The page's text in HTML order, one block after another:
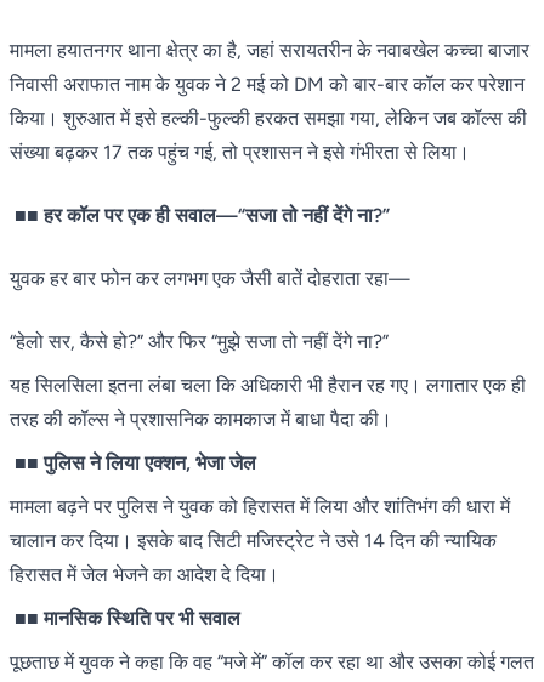
मामला हयातनगर थाना क्षेत्र का है, जहां सरायतरीन के नवाबखेल कच्चा बाजार
निवासी अराफात नाम के युवक ने 2 मई को DM को बार-बार कॉल कर परेशान
किया। शुरुआत में इसे हल्की-फुल्की हरकत समझा गया, लेकिन जब कॉल्स की
संख्या बढ़कर 17 तक पहुंच गई, तो प्रशासन ने इसे गंभीरता से लिया।
■■हर कॉल पर एक ही सवाल—“सजा तो नहीं देंगे ना?”
युवक हर बार फोन कर लगभग एक जैसी बातें दोहराता रहा—
“हेलो सर, कैसे हो?” और फिर “मुझे सजा तो नहीं देंगे ना?”
यह सिलसिला इतना लंबा चला कि अधिकारी भी हैरान रह गए। लगातार एक ही
तरह की कॉल्स ने प्रशासनिक कामकाज में बाधा पैदा की।
■■पुलिस ने लिया एक्शन, भेजा जेल
मामला बढ़ने पर पुलिस ने युवक को हिरासत में लिया और शांतिभंग की धारा में
चालान कर दिया। इसके बाद सिटी मजिस्ट्रेट ने उसे 14 दिन की न्यायिक
हिरासत में जेल भेजने का आदेश दे दिया।
■■मानसिक स्थिति पर भी सवाल
पूछताछ में युवक ने कहा कि वह “मजे में” कॉल कर रहा था और उसका कोई गलत